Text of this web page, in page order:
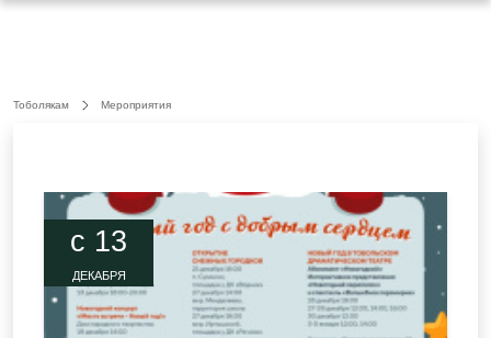
Тоболякам Мероприятия
c 13
ДЕКАБРЯ